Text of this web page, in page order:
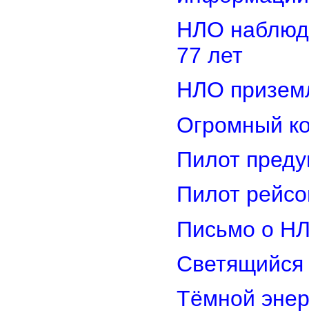
НЛО
77 лет
НЛО
Огромный
Пилот
Пилот
Письмо о
Светящийся
Тёмной